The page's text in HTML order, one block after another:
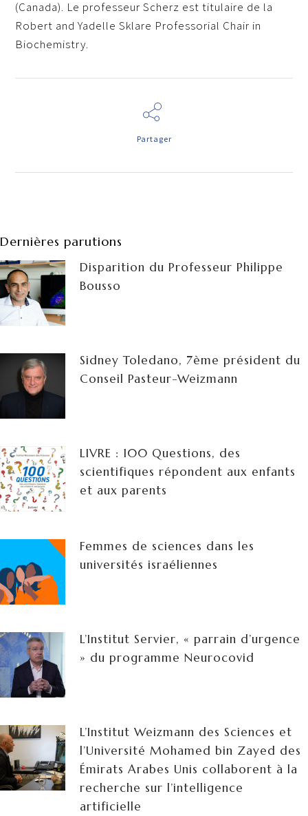
(Canada). Le professeur Scherz est titulaire de la
Robert and Yadelle Sklare Professorial Chair in
Biochemistry.
Partager
Dernières parutions
Disparition du Professeur Philippe
Bousso
Sidney Toledano, 7ème président du
Conseil Pasteur-Weizmann
LIVRE : 100 Questions, des
scientifiques répondent aux enfants
et aux parents
Femmes de sciences dans les
universités israéliennes
L’Institut Servier, « parrain d’urgence
» du programme Neurocovid
L’Institut Weizmann des Sciences et
l’Université Mohamed bin Zayed des
Émirats Arabes Unis collaborent à la
recherche sur l’intelligence
artificielle